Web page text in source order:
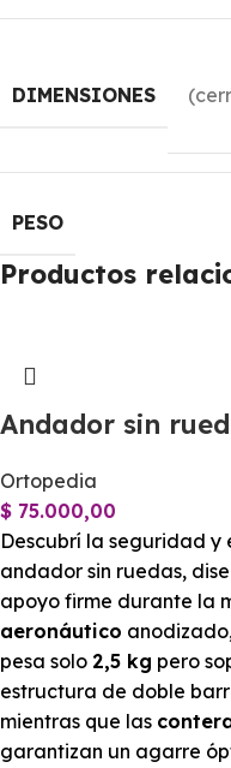
DIMENSIONES
PESO
Productos
Andador sin
Ortopedia
$ 75.000,00
Descubrí la seguridad y
andador sin ruedas,
apoyo firme durante la
aeronáutico
pesa solo 2,5 kg pero
estructura de doble
mientras que las
garantizan un agarre